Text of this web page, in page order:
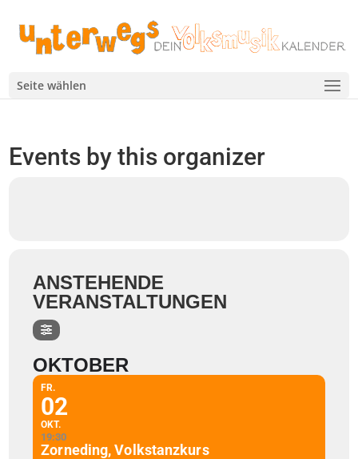
Seite wählen
Events by this organizer
ANSTEHENDE
VERANSTALTUNGEN
OKTOBER
FR.
02
OKT.
19:30
Zorneding, Volkstanzkurs